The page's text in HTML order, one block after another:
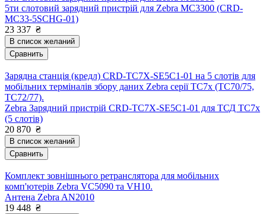
5ти слотовий зарядний пристрій для Zebra MC3300 (CRD-
MC33-5SCHG-01)
23 337 ₴
В список желаний
Сравнить
Зарядна станція (кредл) CRD-TC7X-SE5C1-01 на 5 слотів для
мобільних терміналів збору даних Zebra серії TC7x (ТС70/75,
ТС72/77).
Zebra Зарядний пристрій CRD-TC7X-SE5C1-01 для ТСД TC7x
(5 слотів)
20 870 ₴
В список желаний
Сравнить
Комплект зовнішнього ретранслятора для мобільних
комп'ютерів Zebra VC5090 та VH10.
Антена Zebra AN2010
19 448 ₴